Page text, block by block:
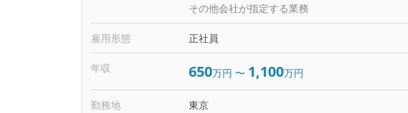
その他会社が指定する業務
雇用形態 正社員
年収 650万円 〜 1,100万円
勤務地 東京